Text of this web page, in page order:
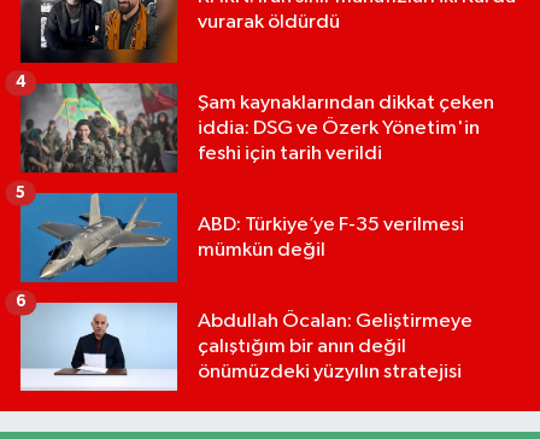
vurarak öldürdü
Şam kaynaklarından dikkat çeken
iddia: DSG ve Özerk Yönetim'in
feshi için tarih verildi
4
ABD: Türkiye’ye F-35 verilmesi
mümkün değil
5
Abdullah Öcalan: Geliştirmeye
çalıştığım bir anın değil
önümüzdeki yüzyılın stratejisi
6